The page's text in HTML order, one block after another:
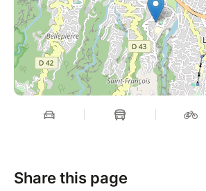
Share this page